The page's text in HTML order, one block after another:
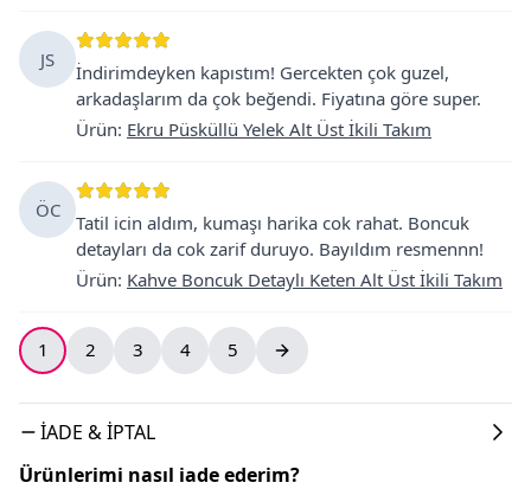
JS
İndirimdeyken kapıstım! Gercekten çok guzel,
arkadaşlarım da çok beğendi. Fiyatına göre super.
Ürün: Ekru Püsküllü Yelek Alt Üst İkili Takım
ÖC
Tatil icin aldım, kumaşı harika cok rahat. Boncuk
detayları da cok zarif duruyo. Bayıldım resmennn!
Ürün: Kahve Boncuk Detaylı Keten Alt Üst İkili Takım
1 2 3 4 5
İADE & İPTAL
Ürünlerimi nasıl iade ederim?